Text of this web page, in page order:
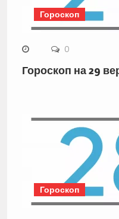
Гороскоп
0
Гороскоп на 29
Гороскоп